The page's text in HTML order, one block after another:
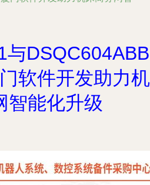
与DSQC604ABB
软件开发助力机
智能化升级